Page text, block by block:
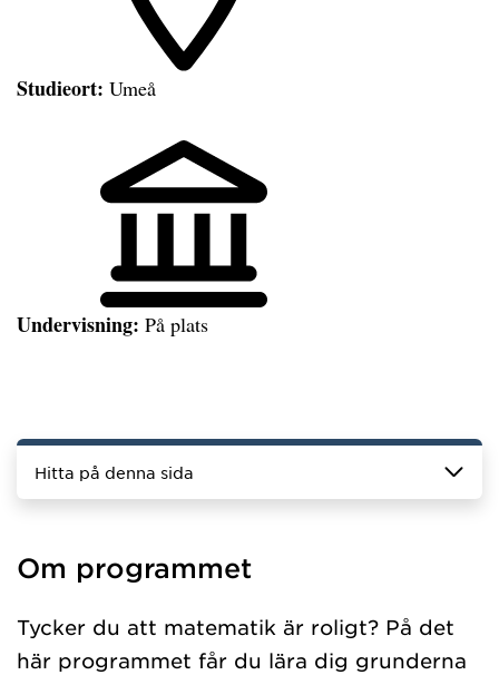
Studieort: Umeå
Undervisning: På plats
Hitta på denna sida
Om programmet
Tycker du att matematik är roligt? På det
här programmet får du lära dig grunderna